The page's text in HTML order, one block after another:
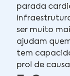
parada
ser muito
ajudam
tem
prol de